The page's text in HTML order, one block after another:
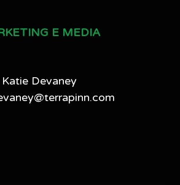
E MEDIA
Katie Devaney